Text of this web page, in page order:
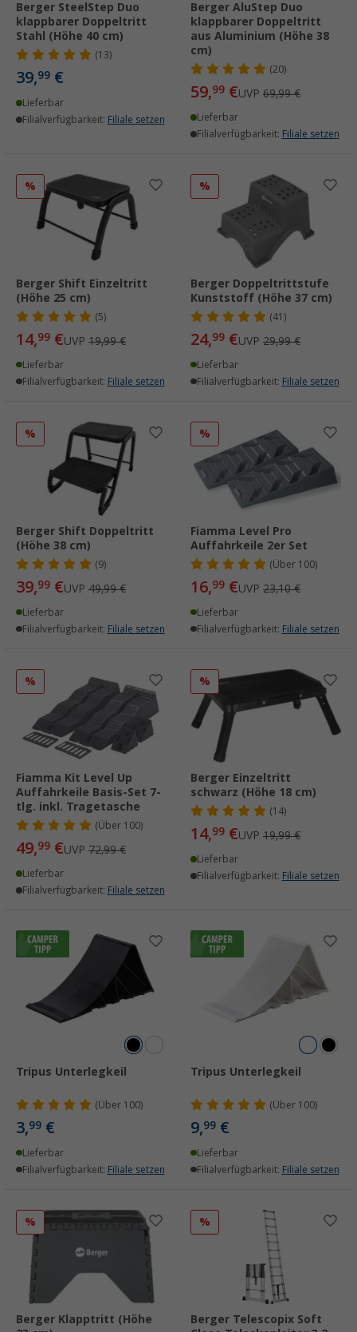
Berger SteelStep Duo
klappbarer Doppeltritt
Stahl (Höhe 40 cm)
(13)
39,99 €
Lieferbar
Filialverfügbarkeit: Filiale setzen
Berger AluStep Duo
klappbarer Doppeltritt
aus Aluminium (Höhe 38
cm)
(20)
59,99 €UVP 69,99 €
Lieferbar
Filialverfügbarkeit: Filiale setzen
%
Berger Shift Einzeltritt
(Höhe 25 cm)
(5)
14,99 €UVP 19,99 €
Lieferbar
Filialverfügbarkeit: Filiale setzen
%
Berger Doppeltrittstufe
Kunststoff (Höhe 37 cm)
(41)
24,99 €UVP 29,99 €
Lieferbar
Filialverfügbarkeit: Filiale setzen
%
Berger Shift Doppeltritt
(Höhe 38 cm)
(9)
39,99 €UVP 49,99 €
Lieferbar
Filialverfügbarkeit: Filiale setzen
%
Fiamma Level Pro
Auffahrkeile 2er Set
(Über100)
16,99 €UVP 23,10 €
Lieferbar
Filialverfügbarkeit: Filiale setzen
%
Fiamma Kit Level Up
Auffahrkeile Basis-Set 7-
tlg. inkl. Tragetasche
(Über100)
49,99 €UVP 72,99 €
Lieferbar
Filialverfügbarkeit: Filiale setzen
%
Berger Einzeltritt
schwarz (Höhe 18 cm)
(14)
14,99 €UVP 19,99 €
Lieferbar
Filialverfügbarkeit: Filiale setzen
Tripus Unterlegkeil
(Über100)
3,99 €
Lieferbar
Filialverfügbarkeit: Filiale setzen
Tripus Unterlegkeil
(Über100)
9,99 €
Lieferbar
Filialverfügbarkeit: Filiale setzen
%
Berger Klapptritt (Höhe
%
Berger Telescopix Soft